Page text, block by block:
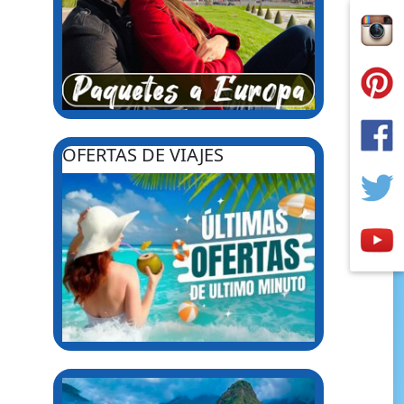
OFERTAS DE VIAJES